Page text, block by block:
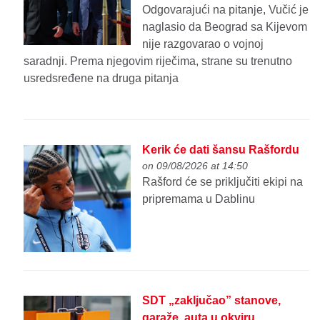
Odgovarajući na pitanje, Vučić je
naglasio da Beograd sa Kijevom
nije razgovarao o vojnoj
saradnji. Prema njegovim riječima, strane su trenutno
usredsređene na druga pitanja
Kerik će dati šansu Rašfordu
on 09/08/2026 at 14:50
Rašford će se priključiti ekipi na
pripremama u Dablinu
SDT „zaključao” stanove,
garaže, auta u okviru